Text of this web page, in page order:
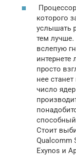
которого
услышать
тем лучше.
вслепую
интернете
просто
нее
число
Стоит
Qualcomm
Exynos и